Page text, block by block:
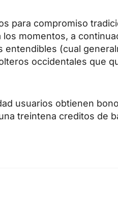
para compromiso
momentos, a
entendibles (cual
occidentales que
usuarios obtienen
treintena creditos de